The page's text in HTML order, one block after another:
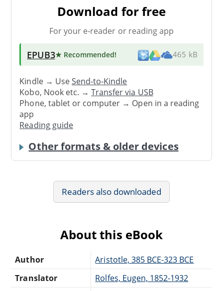
Download for free
For your e-reader or reading app
EPUB3★ Recommended! 465 kB
Kindle → UseSend-to-Kindle
Kobo, Nook etc. →Transfer via USB
Phone, tablet or computer → Open in a reading
app
Reading guide
Other formats & older devices
Readers also downloaded
About this eBook
Author
Aristotle, 385 BCE-323 BCE
Translator
Rolfes, Eugen, 1852-1932